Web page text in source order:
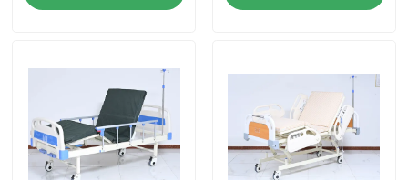
Medizinischer Sauerstoff-Verdichter
Reisesauerstoffverdichter